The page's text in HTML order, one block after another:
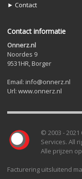
► Contact
Contact informatie
Onnerz.nl
Noordes 9
9531HR, Borger
Email: info@onnerz.nl
Url: www.onnerz.nl
© 2003 -
Services. All
Alle prijzen
Facturering uitsluitend